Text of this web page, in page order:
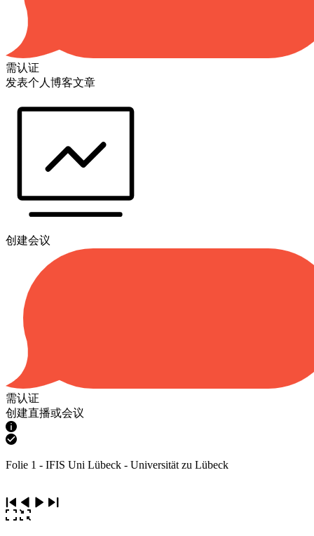
需认证
发表个人博客文章
创建会议
需认证
创建直播或会议
Folie 1 - IFIS Uni Lübeck - Universität zu Lübeck